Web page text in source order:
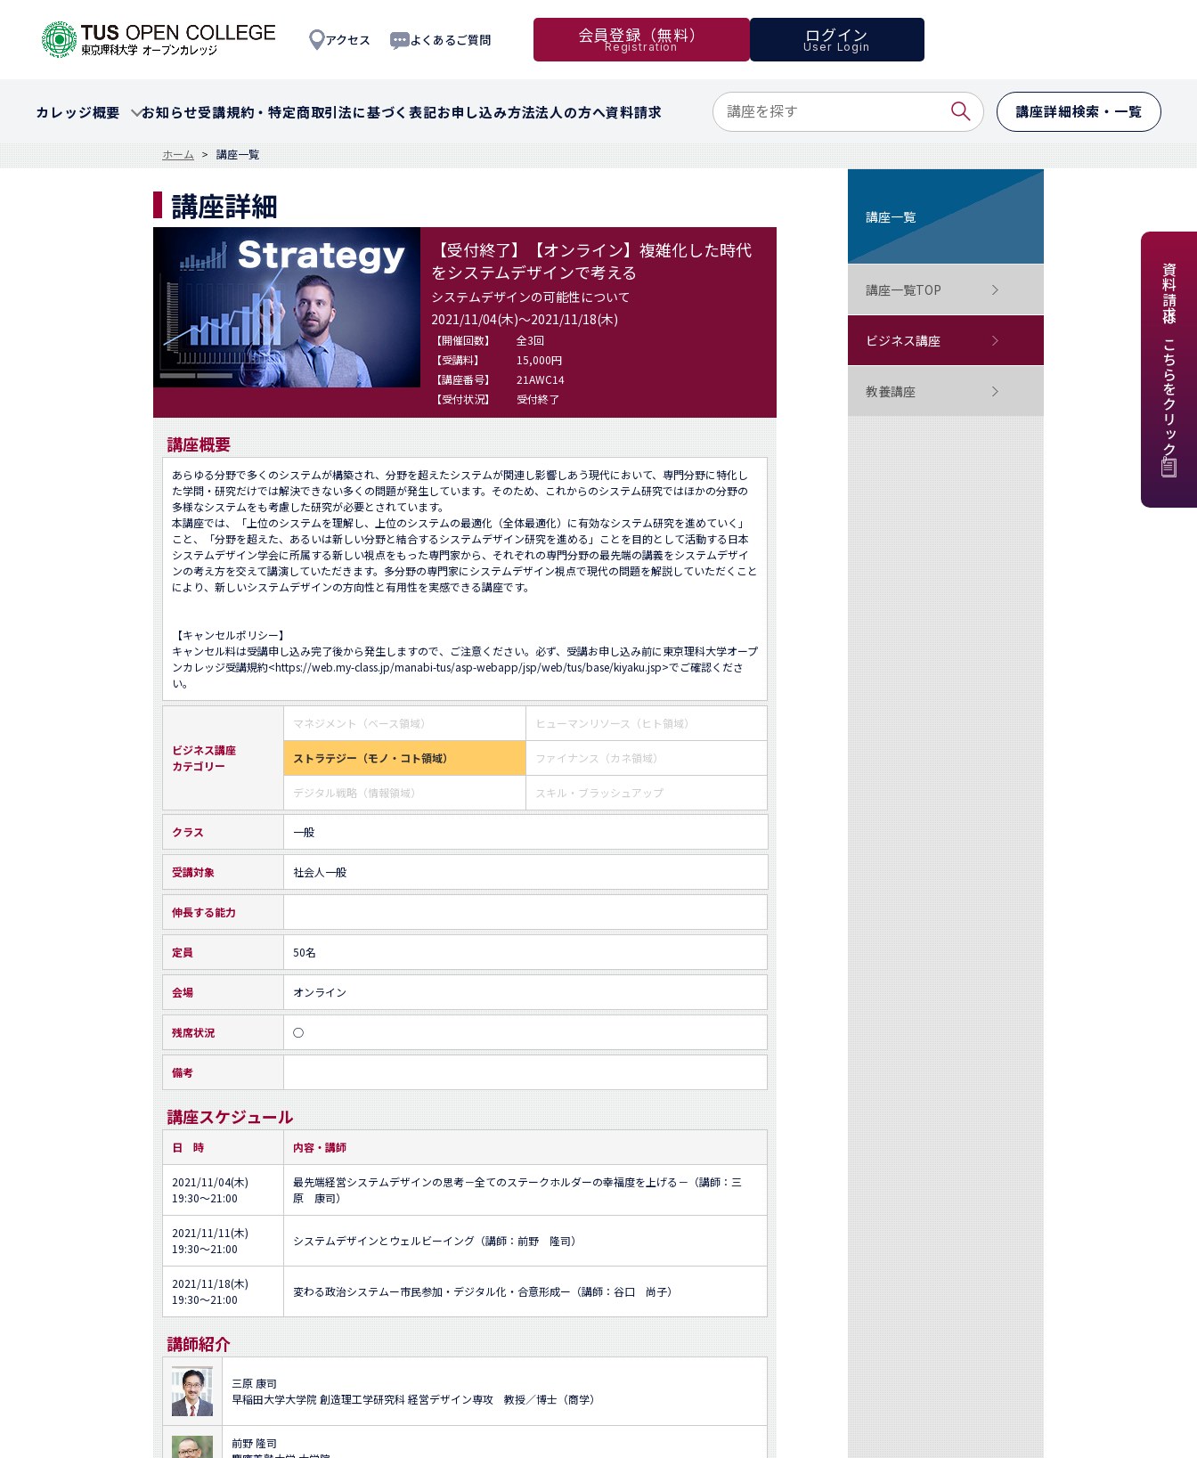
アクセス よくあるご質問 会員登録（無料）
Registration
ログイン
User Login
カレッジ概要 お知らせ受講規約・特定商取引法に基づく表記お申し込み方法法人の方へ資料請求 講座詳細検索・一覧
資料請求はこちらをクリック
ホーム 講座一覧
講座詳細
【受付終了】【オンライン】複雑化した時代
をシステムデザインで考える
システムデザインの可能性について
2021/11/04(木)～2021/11/18(木)
【開催回数】
全3回
【受講料】
15,000円
【講座番号】
21AWC14
【受付状況】
受付終了
講座概要
あらゆる分野で多くのシステムが構築され、分野を超えたシステムが関連し影響しあう現代において、専門分野に特化し
た学問・研究だけでは解決できない多くの問題が発生しています。そのため、これからのシステム研究ではほかの分野の
多様なシステムをも考慮した研究が必要とされています。
本講座では、「上位のシステムを理解し、上位のシステムの最適化（全体最適化）に有効なシステム研究を進めていく」
こと、「分野を超えた、あるいは新しい分野と結合するシステムデザイン研究を進める」ことを目的として活動する日本
システムデザイン学会に所属する新しい視点をもった専門家から、それぞれの専門分野の最先端の講義をシステムデザイ
ンの考え方を交えて講演していただきます。多分野の専門家にシステムデザイン視点で現代の問題を解説していただくこと
により、新しいシステムデザインの方向性と有用性を実感できる講座です。
【キャンセルポリシー】
キャンセル料は受講申し込み完了後から発生しますので、ご注意ください。必ず、受講お申し込み前に東京理科大学オープ
ンカレッジ受講規約<https://web.my-class.jp/manabi-tus/asp-webapp/jsp/web/tus/base/kiyaku.jsp>でご確認くださ
い。
ビジネス講座
カテゴリー
マネジメント（ベース領域） ヒューマンリソース（ヒト領域）
ストラテジー（モノ・コト領域） ファイナンス（カネ領域）
デジタル戦略（情報領域） スキル・ブラッシュアップ
クラス 一般
受講対象 社会人一般
伸長する能力
定員 50名
会場 オンライン
残席状況 ○
備考
講座スケジュール
日 時 内容・講師
2021/11/04(木)
19:30～21:00
最先端経営システムデザインの思考－全てのステークホルダーの幸福度を上げる－（講師：三
原 康司）
2021/11/11(木)
19:30～21:00
システムデザインとウェルビーイング（講師：前野 隆司）
2021/11/18(木)
19:30～21:00
変わる政治システムー市民参加・デジタル化・合意形成ー（講師：谷口 尚子）
講師紹介
三原 康司
早稲田大学大学院 創造理工学研究科 経営デザイン専攻 教授／博士（商学）
前野 隆司
講座一覧
講座一覧TOP
ビジネス講座
教養講座